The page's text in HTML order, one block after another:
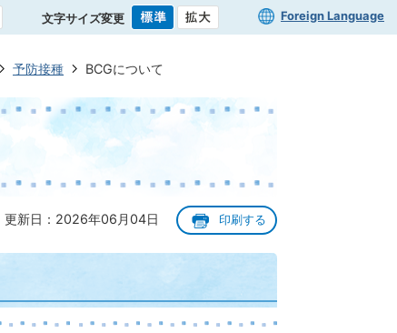
文字サイズ変更 Foreign Language
予防接種 BCGについて
更新日：2026年06月04日 印刷する